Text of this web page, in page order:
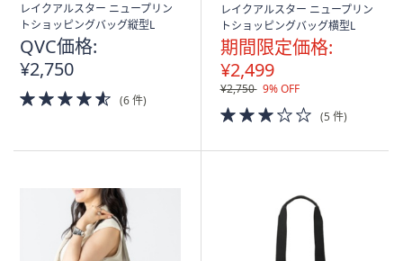
レイクアルスター ニュープリン
トショッピングバッグ縦型L
QVC価格:
¥2,750
4.5
of
(6 件)
レイクアルスター ニュープリン
トショッピングバッグ横型L
期間限定価格:
¥2,499
¥2,750 9% OFF
3.0
of
(5 件)